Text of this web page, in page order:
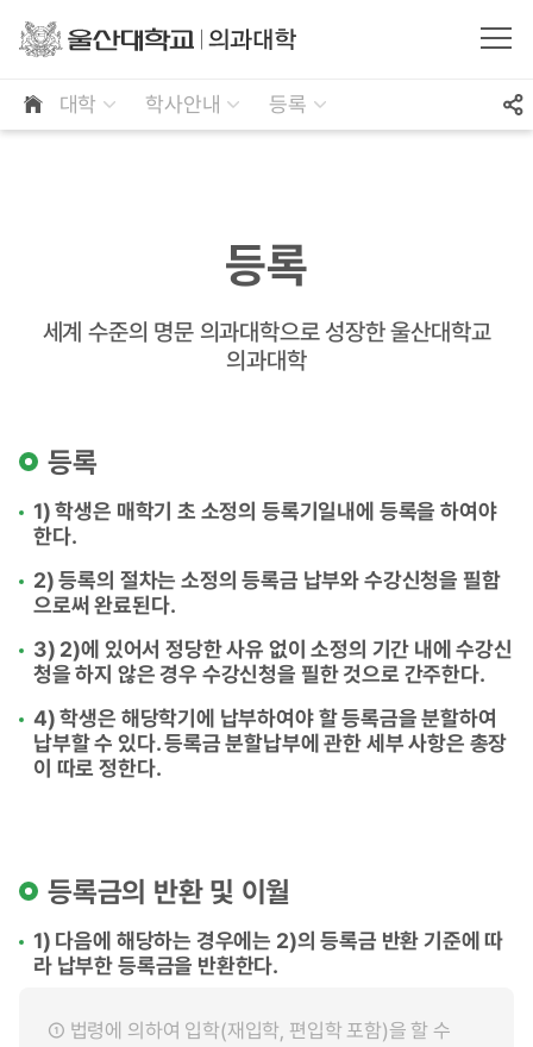
대학 학사안내 등록
등록
세계 수준의 명문 의과대학으로 성장한 울산대학교
의과대학
등록
1) 학생은 매학기 초 소정의 등록기일내에 등록을 하여야
한다.
2) 등록의 절차는 소정의 등록금 납부와 수강신청을 필함
으로써 완료된다.
3) 2)에 있어서 정당한 사유 없이 소정의 기간 내에 수강신
청을 하지 않은 경우 수강신청을 필한 것으로 간주한다.
4) 학생은 해당학기에 납부하여야 할 등록금을 분할하여
납부할 수 있다. 등록금 분할납부에 관한 세부 사항은 총장
이 따로 정한다.
등록금의 반환 및 이월
1) 다음에 해당하는 경우에는 2)의 등록금 반환 기준에 따
라 납부한 등록금을 반환한다.
① 법령에 의하여 입학(재입학, 편입학 포함)을 할 수